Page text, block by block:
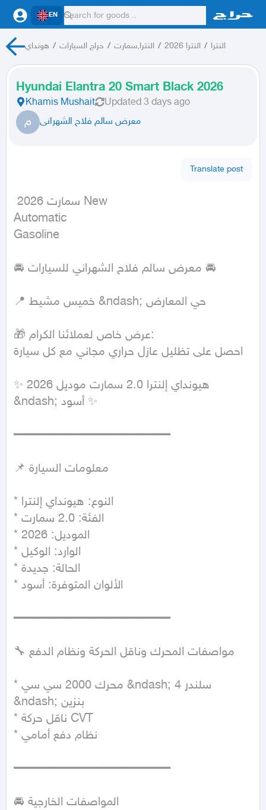
EN
هونداي / حراج السيارات / النترا,سمارت / النترا 2026 / النترا
Hyundai Elantra 20 Smart Black 2026
Khamis Mushait Updated 3 days ago
م معرض سالم فلاح الشهرانى
Translate post
Automatic
Gasoline
🚘 معرض سالم فلاح الشهراني للسيارات 🚘
📍 خميس مشيط &ndash; حي المعارض
🎁 عرض خاص لعملائنا الكرام:
احصل على تظليل عازل حراري مجاني مع كل سيارة
✨ هيونداي إلنترا 2.0 سمارت موديل 2026
&ndash; أسود ✨
━━━━━━━━━━━━━━━━━━━━━━
📌 معلومات السيارة
* النوع: هيونداي إلنترا
* الفئة: 2.0 سمارت
* الموديل: 2026
* الوارد: الوكيل
* الحالة: جديدة
* الألوان المتوفرة: أسود
━━━━━━━━━━━━━━━━━━━━━━
🔧 مواصفات المحرك وناقل الحركة ونظام الدفع
* محرك 2000 سي سي &ndash; 4 سلندر
&ndash; بنزين
* ناقل حركة CVT
* نظام دفع أمامي
━━━━━━━━━━━━━━━━━━━━━━
🚘 المواصفات الخارجية